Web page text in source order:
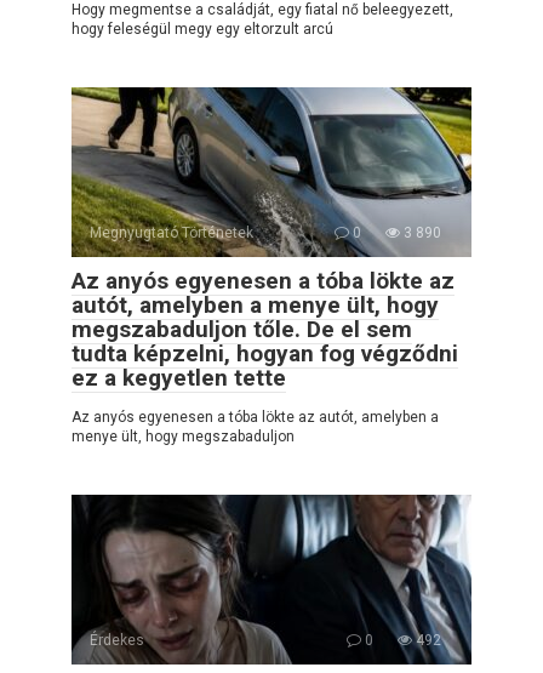
Hogy megmentse a családját, egy fiatal nő beleegyezett,
hogy feleségül megy egy eltorzult arcú
Megnyugtató Történetek 0 3 890
Az anyós egyenesen a tóba lökte az
autót, amelyben a menye ült, hogy
megszabaduljon tőle. De el sem
tudta képzelni, hogyan fog végződni
ez a kegyetlen tette
Az anyós egyenesen a tóba lökte az autót, amelyben a
menye ült, hogy megszabaduljon
Érdekes 0 492